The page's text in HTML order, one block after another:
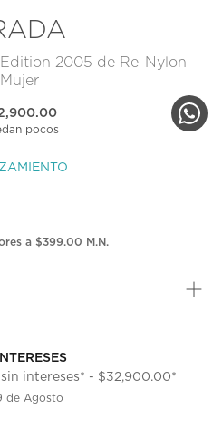
2005 de Re-Nylon
Mujer
pocos
a $399.00 M.N.
intereses* - $32,900.00*
de Agosto